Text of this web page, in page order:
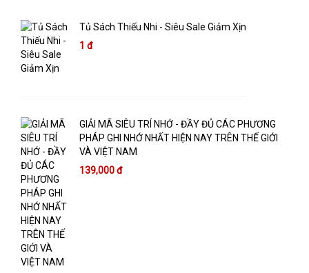
Tủ Sách Thiếu Nhi - Siêu Sale Giảm Xịn
1 đ
GIẢI MÃ SIÊU TRÍ NHỚ - ĐẦY ĐỦ CÁC PHƯƠNG
PHÁP GHI NHỚ NHẤT HIỆN NAY TRÊN THẾ GIỚI
VÀ VIỆT NAM
139,000 đ